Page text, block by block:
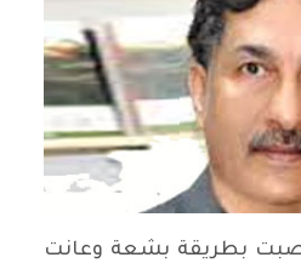
بطريقة بشعة وعانت